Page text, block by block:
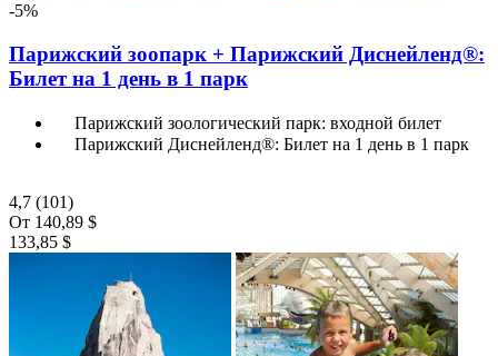
-5%
Парижский зоопарк + Парижский Диснейленд®:
Билет на 1 день в 1 парк
Парижский зоологический парк: входной билет
Парижский Диснейленд®: Билет на 1 день в 1 парк
4,7 (101)
От 140,89 $
133,85 $